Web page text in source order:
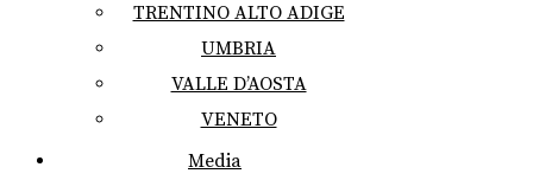
TRENTINO ALTO ADIGE
UMBRIA
VALLE D’AOSTA
VENETO
Media